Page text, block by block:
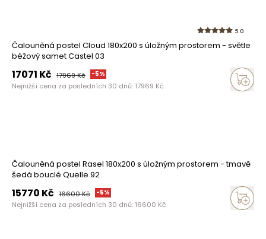
5.0
Čalouněná postel Cloud 180x200 s úložným prostorem - světle
béžový samet Castel 03
17071 Kč 17969Kč -5%
Nejnižší cena za posledních 30 dnů: 17969 Kč
Čalouněná postel Rasel 180x200 s úložným prostorem - tmavě
šedá bouclé Quelle 92
15770 Kč 16600Kč -5%
Nejnižší cena za posledních 30 dnů: 16600 Kč